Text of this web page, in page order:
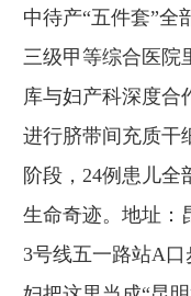
中待产“五件套”全
三级甲等综合医院
库与妇产科深度合
进行脐带间充质干
阶段，24例患儿全
生命奇迹。地址：
3号线五一路站A